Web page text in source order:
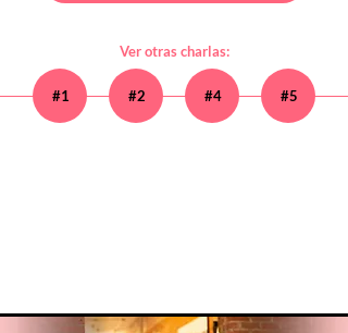
Ver otras charlas:
#2 #4 #5
#1